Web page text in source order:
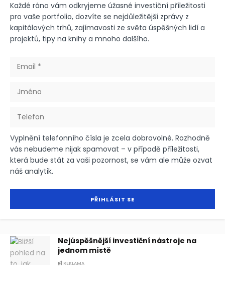
Každé ráno vám odkryjeme úžasné investiční příležitosti
pro vaše portfolio, dozvíte se nejdůležitější zprávy z
kapitálových trhů, zajímavosti ze světa úspěšných lidí a
projektů, tipy na knihy a mnoho dalšího.
Vyplnění telefonního čísla je zcela dobrovolné. Rozhodně
vás nebudeme nijak spamovat – v případě příležitosti,
která bude stát za vaši pozornost, se vám ale může ozvat
náš analytik.
Nejúspěšnější investiční nástroje na
jednom místě
REKLAMA